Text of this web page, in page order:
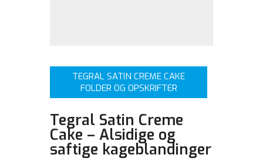
TEGRAL SATIN CREME CAKE
FOLDER OG OPSKRIFTER
Tegral Satin Creme
Cake – Alsidige og
saftige kageblandinger